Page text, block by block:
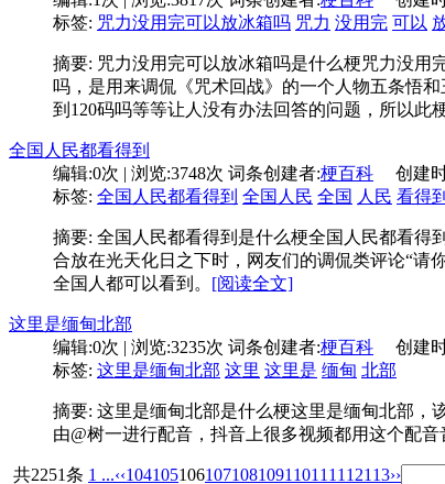
标签: 咒力没用完可以放冰箱吗 咒力 没用完 可以
摘要: 咒力没用完可以放冰箱吗是什么梗咒力没用
吗，是用来调侃《咒术回战》的一个人物五条悟
到120码吗等等让人没有办法回答的问题，所以此
全国人民都看得到
编辑:0次 | 浏览:3748次 词条创建者:梗百科 创建
标签: 全国人民都看得到 全国人民 全国 人民 看得到
摘要: 全国人民都看得到是什么梗全国人民都看得
合放在光天化日之下时，网友们的调侃类评论“请
全国人都可以看到。 [阅读全文]
这里是缅甸北部
编辑:0次 | 浏览:3235次 词条创建者:梗百科 创建
标签: 这里是缅甸北部 这里 这里是 缅甸 北部
摘要: 这里是缅甸北部是什么梗这里是缅甸北部，
由@树一进行配音，抖音上很多视频都用这个配音
共2251条 1 ...‹‹104105106107108109110111 112113››